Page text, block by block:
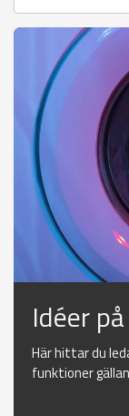
Idéer
Här hittar du
funktioner